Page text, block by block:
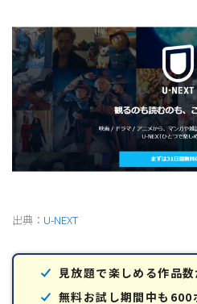
出典： U-NEXT
見放題で楽しめる作品
無料お試し期間中も600